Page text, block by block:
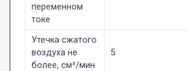
переменном
токе
Утечка сжатого
воздуха не
более, см³/мин
5